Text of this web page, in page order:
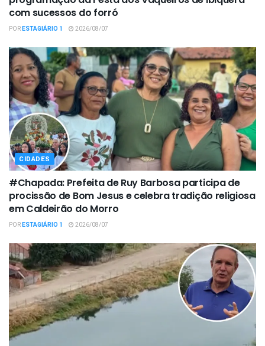
com sucessos do forró
PORESTAGIÁRIO 1 2026/08/07
CIDADES
#Chapada: Prefeita de Ruy Barbosa participa de
procissão de Bom Jesus e celebra tradição religiosa
em Caldeirão do Morro
PORESTAGIÁRIO 1 2026/08/07